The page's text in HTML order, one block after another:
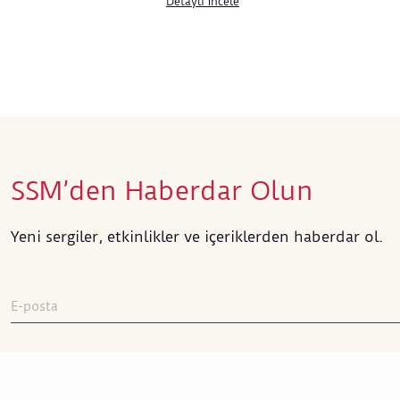
SSM’den Haberdar Olun
Yeni sergiler, etkinlikler ve içeriklerden haberdar ol.